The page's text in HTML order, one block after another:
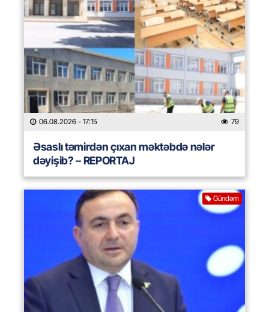
06.08.2026 - 17:15 79
Əsaslı təmirdən çıxan məktəbdə nələr
dəyişib? – REPORTAJ
Gündəm